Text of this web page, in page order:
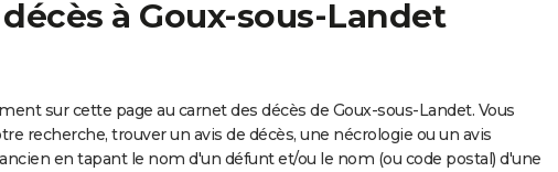
à Goux-sous-Landet
sur cette page au carnet des décès de Goux-sous-Landet. Vous
recherche, trouver un avis de décès, une nécrologie ou un avis
en tapant le nom d'un défunt et/ou le nom (ou code postal) d'une